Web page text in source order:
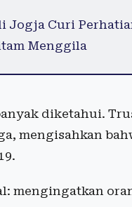
Jogja Curi
Menggila
diketahui.
mengisahkan
mengingatkan